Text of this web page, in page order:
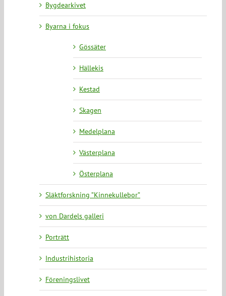
Bygdearkivet
Byarna i fokus
Gössäter
Hällekis
Kestad
Skagen
Medelplana
Västerplana
Österplana
Släktforskning ”Kinnekullebor”
von Dardels galleri
Porträtt
Industrihistoria
Föreningslivet